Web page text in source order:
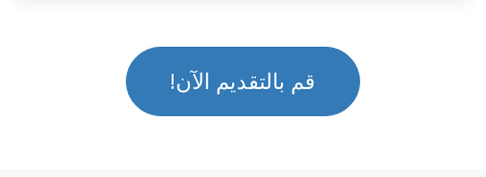
قم بالتقديم الآن!